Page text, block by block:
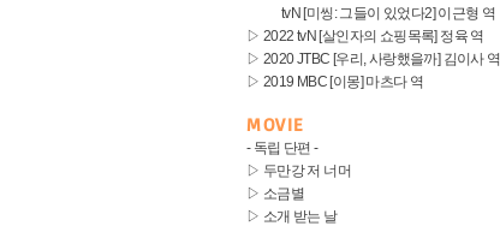
tvN [미씽: 그들이 있었다2] 이근형 역
▷ 2022 tvN [살인자의 쇼핑목록] 정육 역
▷ 2020 JTBC [우리, 사랑했을까] 김이사 역
▷ 2019 MBC [이몽] 마츠다 역
MOVIE
- 독립 단편 -
▷ 두만강 저 너머
▷ 소금별
▷ 소개 받는 날